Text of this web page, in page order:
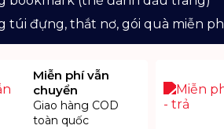
túi đựng, thắt nơ, gói quà miễn
Miễn phí vẫn
chuyển
Giao hàng COD
toàn quốc